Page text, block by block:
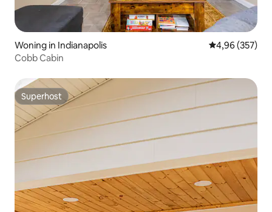
Woning in Indianapolis Gemiddelde
4,96 (357)
Cobb Cabin
Superhost
Superhost